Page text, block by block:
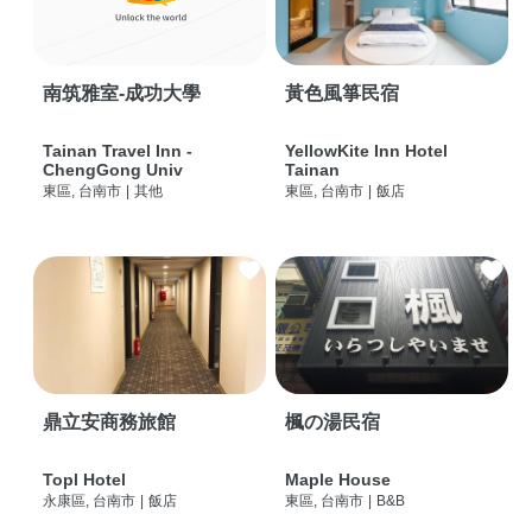
南筑雅室-成功大學
Tainan Travel Inn -
ChengGong Univ
東區, 台南市 | 其他
黃色風箏民宿
YellowKite Inn Hotel
Tainan
東區, 台南市 | 飯店
鼎立安商務旅館
Topl Hotel
永康區, 台南市 | 飯店
楓の湯民宿
Maple House
東區, 台南市 | B&B